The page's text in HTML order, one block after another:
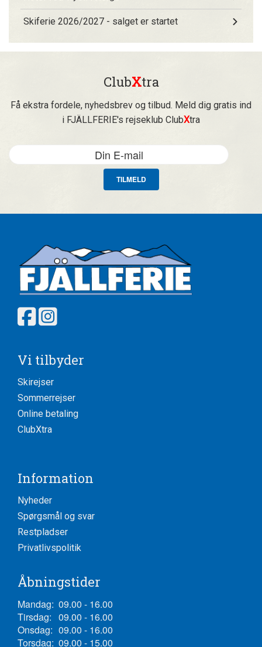
Skiferie 2026/2027 - salget er startet
ClubXtra
Få ekstra fordele, nyhedsbrev og tilbud. Meld dig gratis ind
i FJÄLLFERIE's rejseklub ClubXtra
TILMELD
Vi tilbyder
Skirejser
Sommerrejser
Online betaling
ClubXtra
Information
Nyheder
Spørgsmål og svar
Restpladser
Privatlivspolitik
Åbningstider
Mandag: 09.00 - 16.00
Tirsdag: 09.00 - 16.00
Onsdag: 09.00 - 16.00
Torsdag: 09.00 - 15.00